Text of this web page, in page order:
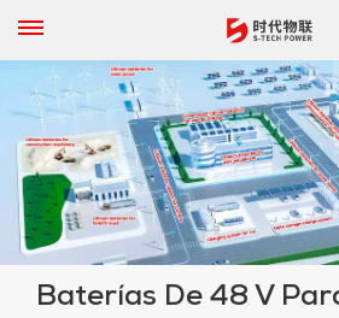
Baterías De 48 V